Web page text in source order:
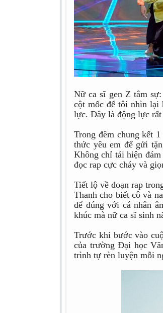
Nữ ca sĩ gen Z tâm
cột mốc để tôi nhìn lại
lực. Đây là động lực rất
Trong đêm chung kết
thức yêu em để gửi
Không chỉ tái hiện
đọc rap cực cháy và
Tiết lộ về đoạn rap
Thanh cho biết cô và
để đúng với cá nhân
khúc mà nữ ca sĩ sinh
Trước khi bước vào
của trường Đại học
trình tự rèn luyện mỗi